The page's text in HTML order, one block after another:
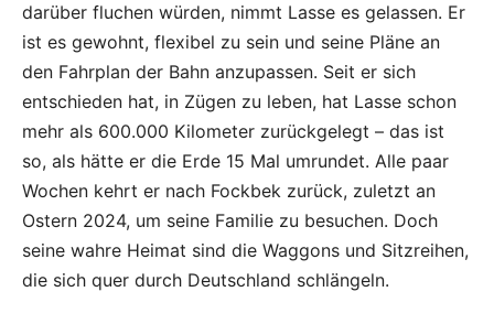
darüber fluchen würden, nimmt Lasse es gelassen. Er
ist es gewohnt, flexibel zu sein und seine Pläne an
den Fahrplan der Bahn anzupassen. Seit er sich
entschieden hat, in Zügen zu leben, hat Lasse schon
mehr als 600.000 Kilometer zurückgelegt – das ist
so, als hätte er die Erde 15 Mal umrundet. Alle paar
Wochen kehrt er nach Fockbek zurück, zuletzt an
Ostern 2024, um seine Familie zu besuchen. Doch
seine wahre Heimat sind die Waggons und Sitzreihen,
die sich quer durch Deutschland schlängeln.